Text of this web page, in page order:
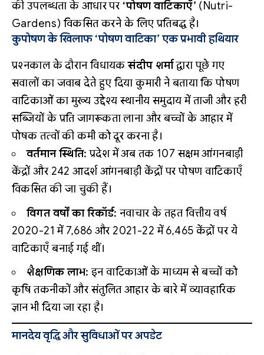
की उपलब्धता के आधार पर‘पोषण वाटिकाएँ’ (Nutri-
Gardens) विकसित करने के लिए प्रतिबद्ध है।
कुपोषण के खिलाफ ‘पोषण वाटिका’ एक प्रभावी हथियार
प्रश्नकाल के दौरान विधायकसंदीप शर्माद्वारा पूछे गए
सवालों का जवाब देते हुए दिया कुमारी ने बताया कि पोषण
वाटिकाओं का मुख्य उद्देश्य स्थानीय समुदाय में ताजी और हरी
सब्जियों के प्रति जागरूकता लाना और बच्चों के आहार में
पोषक तत्वों की कमी को दूर करना है।
वर्तमान स्थिति: प्रदेश में अब तक 107 सक्षम आंगनबाड़ी
केंद्रों और 242 आदर्श आंगनबाड़ी केंद्रों पर पोषण वाटिकाएँ
विकसित की जा चुकी हैं।
विगत वर्षों का रिकॉर्ड: नवाचार के तहत वित्तीय वर्ष
2020-21 में 7,686 और 2021-22 में 6,465 केंद्रों पर ये
वाटिकाएँ बनाई गई थीं।
शैक्षणिक लाभ: इन वाटिकाओं के माध्यम से बच्चों को
कृषि तकनीकों और संतुलित आहार के बारे में व्यावहारिक
ज्ञान भी दिया जा रहा है।
मानदेय वृद्धि और सुविधाओं पर अपडेट